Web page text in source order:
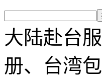
大陆赴台
册、台湾